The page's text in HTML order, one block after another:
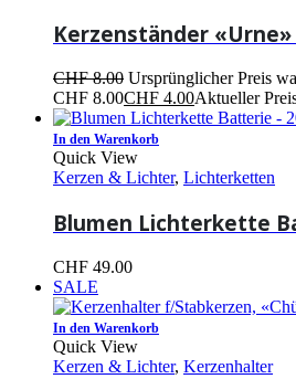
Kerzenständer «Urne»
CHF8.00 Ursprünglicher Preis
CHF 8.00CHF 4.00Aktueller
In den Warenkorb
Quick View
Kerzen & Lichter, Lichterketten
Blumen Lichterkette
CHF 49.00
SALE
In den Warenkorb
Quick View
Kerzen & Lichter, Kerzenhalter